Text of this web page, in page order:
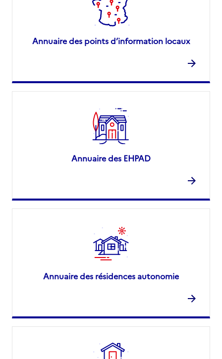
Annuaire des points d’information locaux
Annuaire des EHPAD
Annuaire des résidences autonomie